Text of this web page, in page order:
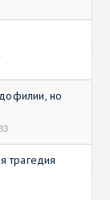
но
трагедия